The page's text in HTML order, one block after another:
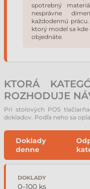
spotrebný
nesprávne
každodennú
ktorý model sa kde
objednáte.
KTORÁ
ROZHODUJE
Pri stolových POS
dokladov. Podľa neho sa
Doklady
denne
DOKLADY
0–100 ks